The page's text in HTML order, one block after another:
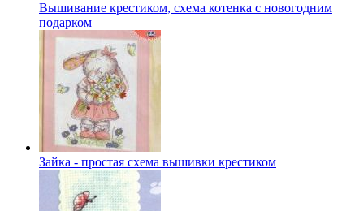
Вышивание крестиком, схема котенка с новогодним
подарком
Зайка - простая схема вышивки крестиком